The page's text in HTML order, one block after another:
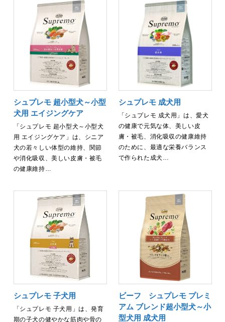
シュプレモ 超小型犬～小型
犬用 エイジングケア
「シュプレモ 超小型犬～小型犬
用 エイジングケア」は、シニア
犬の若々しい体型の維持、関節
や消化吸収、美しい皮膚・被毛
の健康維持…
シュプレモ 成犬用
「シュプレモ 成犬用」は、愛犬
の健康で元気な体、美しい皮
膚・被毛、消化吸収の健康維持
のために、最適な栄養バランス
で作られた成犬…
シュプレモ 子犬用
「シュプレモ 子犬用」は、発育
期の子犬の健やかな筋肉や骨の
ビーフ シュプレモ プレミ
アム ブレンド超小型犬～小
型犬用 成犬用